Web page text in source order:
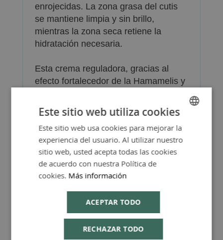
enrojecidas. La zona grasa del cutis
se mantiene limpia y sin brillo,
mientras la zona seca retiene la
hidratación necesaria.
Esta crema reguladora, gracias al
efecto fortalecedor de la Hamamelis y
piel y mantiene su textura fina y
uniforme.
SPANISH
ENGLISH
Este sitio web utiliza cookies
Este sitio web usa cookies para mejorar la
experiencia del usuario. Al utilizar nuestro
sitio web, usted acepta todas las cookies
de acuerdo con nuestra Política de
cookies. Más información
ACEPTAR TODO
RECHAZAR TODO